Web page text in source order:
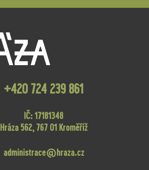
+420 724 239 861
IČ: 17181348
Hráza 562, 767 01 Kroměříž
administrace@hraza.cz